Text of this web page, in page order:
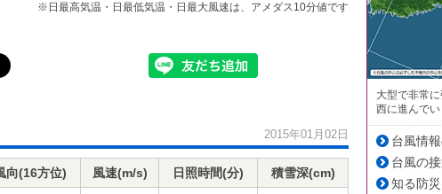
※日最高気温・日最低気温・日最大風速は、アメダス10分値です
2015年01月02日
向(16方位) 風速(m/s) 日照時間(分) 積雪深(cm)
大型で非常
西に進んで
台風情
台風の
知る防災